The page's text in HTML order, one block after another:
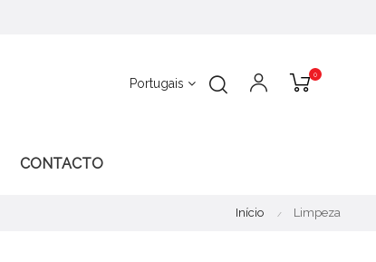
0
Portugais
CONTACTO
Início Limpeza